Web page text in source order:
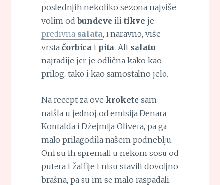
poslednjih nekoliko sezona najviše
volim od bundeve ili tikve je
predivnasalata, i naravno, više
vrsta čorbicai pita. Ali salatu
najradije jer je odlična kako kao
prilog, tako i kao samostalno jelo.
Na recept za ove krokete sam
naišla u jednoj od emisija Đenara
Kontalda i Džejmija Olivera, pa ga
malo prilagodila našem podneblju.
Oni su ih spremali u nekom sosu od
putera i žalfije i nisu stavili dovoljno
brašna, pa su im se malo raspadali.